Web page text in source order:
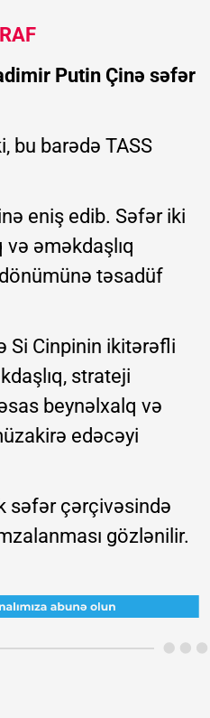
Putin Çinə səfər
bu barədə TASS
eniş edib. Səfər iki
əməkdaşlıq
təsadüf
Si Cinpinin ikitərəfli
strateji
beynəlxalq və
edəcəyi
səfər çərçivəsində
gözlənilir.